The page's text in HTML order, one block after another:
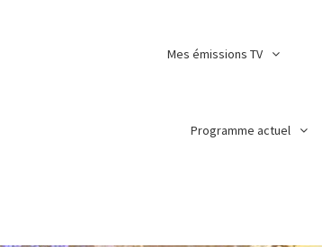
Mes émissions TV
Programme actuel